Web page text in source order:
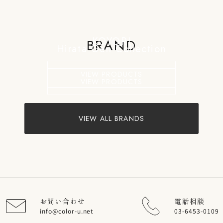
BRAND
KOYORI
Hirata Gen Collection
VIEW ALL BRANDS
お問い合わせ
info@color-u.net
電話相談
03-6453-0109